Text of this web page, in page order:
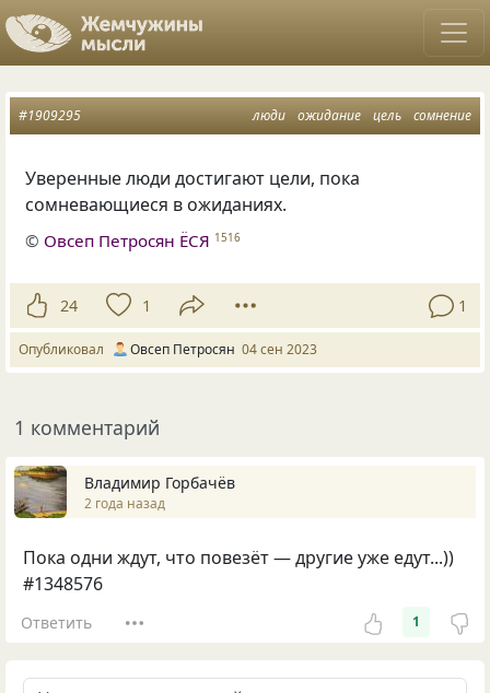
люди ожидание цель сомнение
#1909295
Уверенные люди достигают цели, пока
сомневающиеся в ожиданиях.
© Овсеп Петросян ЁСЯ 1516
24 1 1
Опубликовал Овсеп Петросян 04 сен 2023
1 комментарий
Владимир Горбачёв
2 года назад
Пока одни ждут, что повезёт — другие уже едут...))
#1348576
Ответить 1